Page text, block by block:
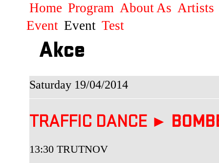
Home Program About As Artists
Event Event Test
Akce
Saturday 19/04/2014
TRAFFIC DANCE ►
13:30 TRUTNOV